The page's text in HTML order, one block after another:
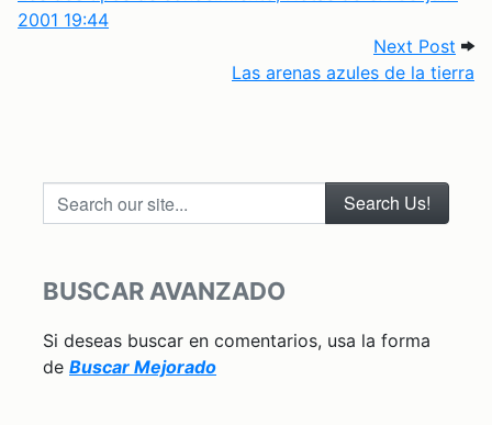
2001 19:44
Next Post
Las arenas azules de la tierra
Search our site...
BUSCAR AVANZADO
Si deseas buscar en comentarios, usa la forma
de Buscar Mejorado